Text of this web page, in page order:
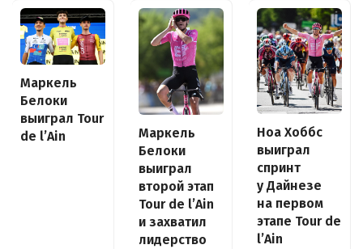
Маркель
Белоки
выиграл Tour
de l’Ain
Маркель
Белоки
выиграл
второй этап
Tour de l’Ain
и захватил
лидерство
Ноа Хоббс
выиграл
спринт
у Дайнезе
на первом
этапе Tour de
l’Ain